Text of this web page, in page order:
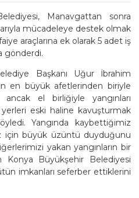
Manavgattan sonra
mücadeleye destek olmak
araçlarına ek olarak 5 adet iş
gönderdi.
Başkanı Uğur İbrahim
en büyük afetlerinden biriyle
ancak el birliğiyle yangınları
eski haline kavuşturmak
Yangında kaybettiğimiz
için büyük üzüntü duyduğunu
yakan yangınların bir
Büyükşehir Belediyesi
imkanları seferber ettiklerini